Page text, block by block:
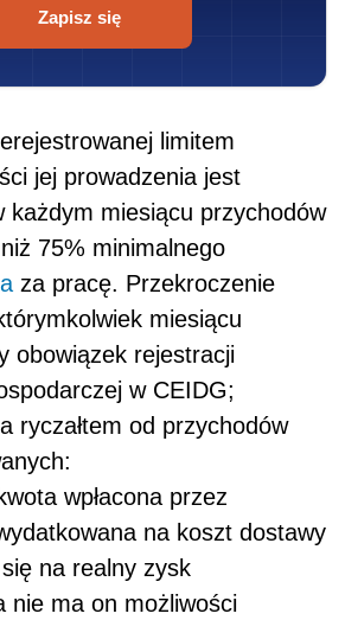
Zapisz się
limitem
jej prowadzenia jest
każdym miesiącu przychodów
75% minimalnego
za pracę. Przekroczenie
miesiącu
obowiązek rejestracji
w CEIDG;
ryczałtem od przychodów
wpłacona przez
na koszt dostawy
na realny zysk
nie ma on możliwości